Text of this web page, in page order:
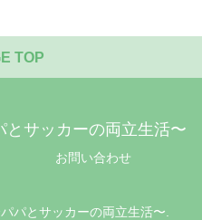
TOP
サッカーの両立生活〜
お問い合わせ
パとサッカーの両立生活〜.